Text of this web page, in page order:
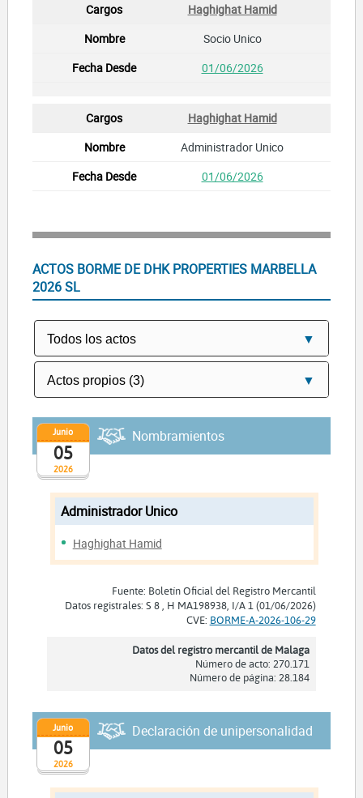
Haghighat Hamid
Socio Unico
01/06/2026
Haghighat Hamid
Administrador Unico
01/06/2026
ACTOS BORME DE DHK PROPERTIES MARBELLA
2026 SL
2026
Junio
05
Nombramientos
Administrador Unico
Haghighat Hamid
Fuente: Boletín Oficial del Registro Mercantil
Datos registrales: S 8 , H MA198938, I/A 1 (01/06/2026)
CVE: BORME-A-2026-106-29
Datos del registro mercantil de Malaga
Número de acto: 270.171
Número de página: 28.184
2026
Junio
05
Declaración de unipersonalidad